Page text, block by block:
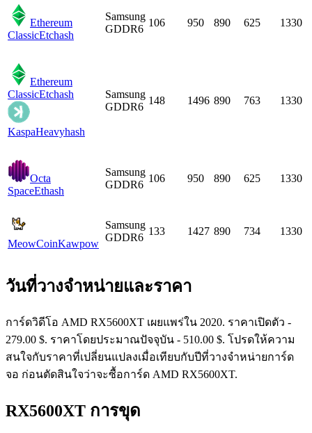
Ethereum
ClassicEtchash
Samsung
GDDR6
106 950 890 625 1330
Ethereum
ClassicEtchash
KaspaHeavyhash
Samsung
GDDR6
148 1496 890 763 1330
Octa
SpaceEthash
Samsung
GDDR6
106 950 890 625 1330
MeowCoinKawpow
Samsung
GDDR6
133 1427 890 734 1330
วันที่วางจำหน่ายและราคา
การ์ดวิดีโอ AMD RX5600XT เผยแพร่ใน 2020. ราคาเปิดตัว -
279.00 $. ราคาโดยประมาณปัจจุบัน - 510.00 $. โปรดให้ความ
สนใจกับราคาที่เปลี่ยนแปลงเมื่อเทียบกับปีที่วางจำหน่ายการ์ด
จอ ก่อนตัดสินใจว่าจะซื้อการ์ด AMD RX5600XT.
RX5600XT การขุด